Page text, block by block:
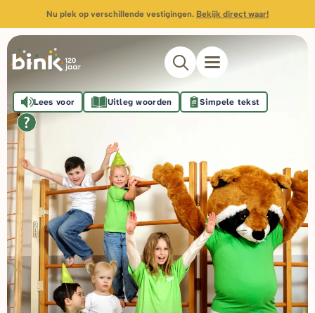
Nu plek op verschillende vestigingen. Bekijk direct waar!
Lees voor Uitleg woorden Simpele tekst